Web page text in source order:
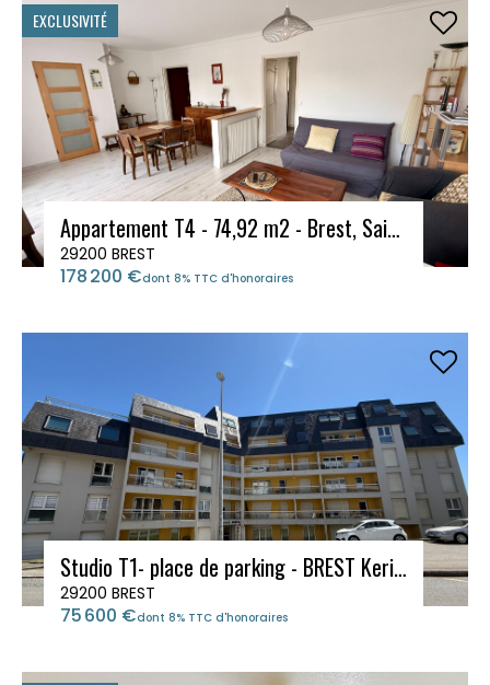
EXCLUSIVITÉ
Appartement T4 - 74,92 m2 - Brest, Saint-Pierre
29200 BREST
178 200 €dont 8% TTC d'honoraires
Studio T1- place de parking - BREST Kerinou proche La Croix Rouge, ISEN
29200 BREST
75 600 €dont 8% TTC d'honoraires